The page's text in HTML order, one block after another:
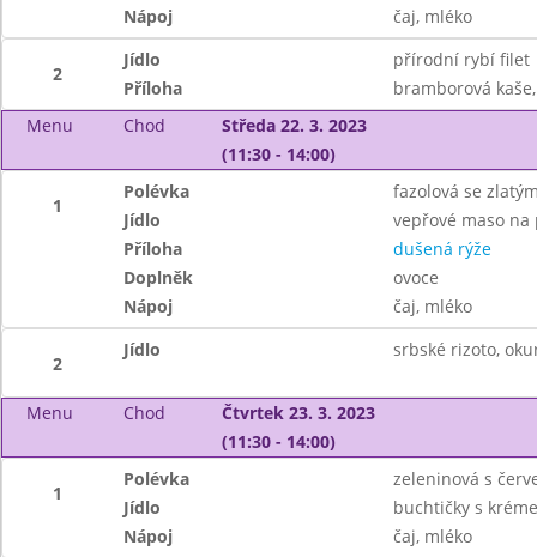
Nápoj
čaj, mléko
2
Jídlo
přírodní rybí filet
Příloha
bramborová
Menu
Chod
Středa 22. 3. 2023
(11:30 - 14:00)
1
Polévka
fazolová se
Jídlo
vepřové maso na
Příloha
dušená rýže
Doplněk
ovoce
Nápoj
čaj, mléko
2
Jídlo srbské rizoto,
Menu Chod
Čtvrtek 23. 3. 2023
(11:30 - 14:00)
1
Polévka
zeleninová s
Jídlo
buchtičky s
Nápoj
čaj, mléko